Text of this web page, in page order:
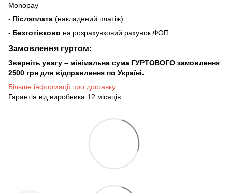
Monopay
- Післяплата (накладений платіж)
- Безготівково на розрахунковий рахунок ФОП
Замовлення гуртом:
Зверніть увагу – мінімальна сума ГУРТОВОГО замовлення
2500 грн для відправлення по Україні.
Більше інформації про доставку
Гарантія від виробника 12 місяців.